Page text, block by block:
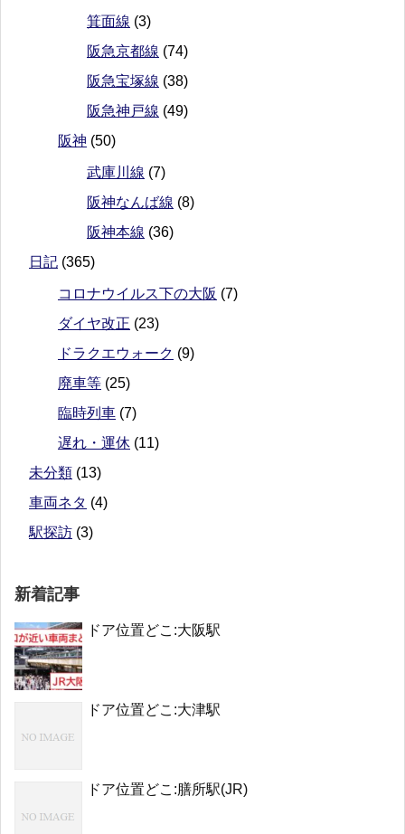
箕面線 (3)
阪急京都線 (74)
阪急宝塚線 (38)
阪急神戸線 (49)
阪神 (50)
武庫川線 (7)
阪神なんば線 (8)
阪神本線 (36)
日記 (365)
コロナウイルス下の大阪 (7)
ダイヤ改正 (23)
ドラクエウォーク (9)
廃車等 (25)
臨時列車 (7)
遅れ・運休 (11)
未分類 (13)
車両ネタ (4)
駅探訪 (3)
新着記事
ドア位置どこ:大阪駅
ドア位置どこ:大津駅
ドア位置どこ:膳所駅(JR)